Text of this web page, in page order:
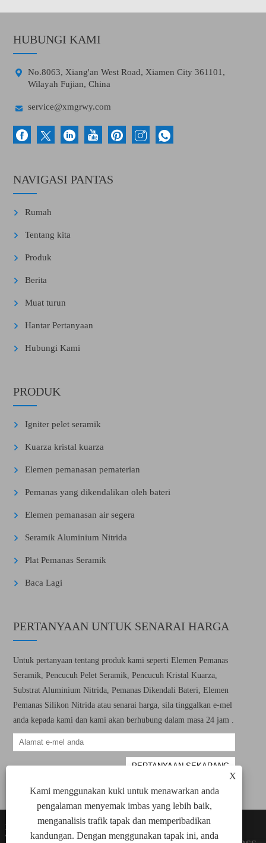
X
Kami menggunakan kuki untuk menawarkan anda
pengalaman menyemak imbas yang lebih baik,
menganalisis trafik tapak dan memperibadikan
kandungan. Dengan menggunakan tapak ini, anda
HUBUNGI KAMI

No.8063, Xiang'an West Road, Xiamen City 361101,
Wilayah Fujian, China
 service@xmgrwy.com
NAVIGASI PANTAS
Rumah
Tentang kita
Produk
Berita
Muat turun
Hantar Pertanyaan
Hubungi Kami
PRODUK
Igniter pelet seramik
Kuarza kristal kuarza
Elemen pemanasan pematerian
Pemanas yang dikendalikan oleh bateri
Elemen pemanasan air segera
Seramik Aluminium Nitrida
Plat Pemanas Seramik
Baca Lagi
PERTANYAAN UNTUK SENARAI HARGA
Untuk pertanyaan tentang produk kami seperti Elemen Pemanas
Seramik, Pencucuh Pelet Seramik, Pencucuh Kristal Kuarza,
Substrat Aluminium Nitrida, Pemanas Dikendali Bateri, Elemen
Pemanas Silikon Nitrida atau senarai harga, sila tinggalkan e-mel
anda kepada kami dan kami akan berhubung dalam masa 24 jam .
Hakcipta © 2022 Xiamen Green Way Electronic
Technology Co., Ltd. Semua unsur pemanasan